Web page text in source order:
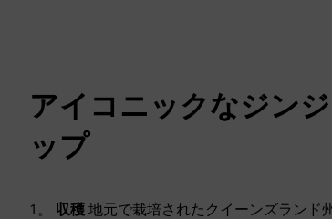
アイコニックなジン
ップ
1。 収穫 地元で栽培されたクイーンズランド